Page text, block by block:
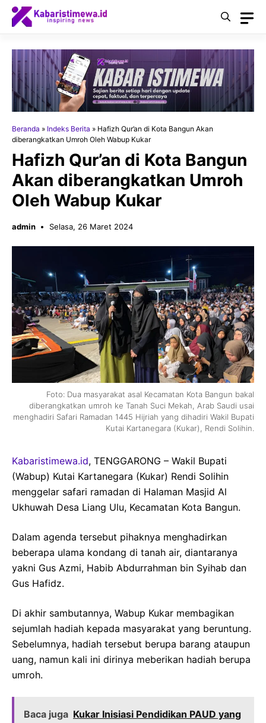
Langsung
Beranda » Indeks Berita » Hafizh Qur’an di Kota Bangun Akan
diberangkatkan Umroh Oleh Wabup Kukar
Hafizh Qur’an di Kota Bangun
Akan diberangkatkan Umroh
Oleh Wabup Kukar
admin Selasa, 26 Maret 2024
Foto: Dua masyarakat asal Kecamatan Kota Bangun bakal
diberangkatkan umroh ke Tanah Suci Mekah, Arab Saudi usai
menghadiri Safari Ramadan 1445 Hijriah yang dihadiri Wakil Bupati
Kutai Kartanegara (Kukar), Rendi Solihin.
Kabaristimewa.id, TENGGARONG – Wakil Bupati
(Wabup) Kutai Kartanegara (Kukar) Rendi Solihin
menggelar safari ramadan di Halaman Masjid Al
Ukhuwah Desa Liang Ulu, Kecamatan Kota Bangun.
Dalam agenda tersebut pihaknya menghadirkan
beberapa ulama kondang di tanah air, diantaranya
yakni Gus Azmi, Habib Abdurrahman bin Syihab dan
Gus Hafidz.
Di akhir sambutannya, Wabup Kukar membagikan
sejumlah hadiah kepada masyarakat yang beruntung.
Sebelumnya, hadiah tersebut berupa barang ataupun
uang, namun kali ini dirinya meberikan hadiah berupa
umroh.
Baca juga Kukar Inisiasi Pendidikan PAUD yang